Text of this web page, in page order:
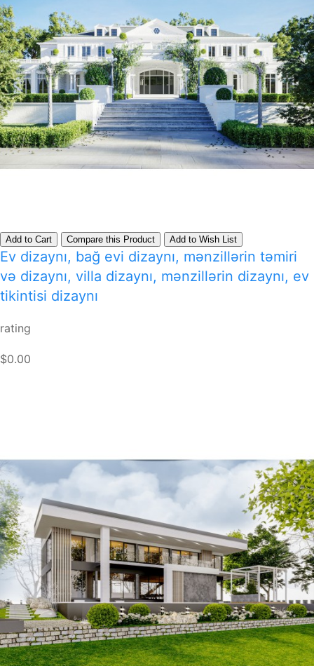
Add to Cart Compare this Product Add to Wish List
Ev dizaynı, bağ evi dizaynı, mənzillərin təmiri
və dizaynı, villa dizaynı, mənzillərin dizaynı, ev
tikintisi dizaynı
rating
$0.00